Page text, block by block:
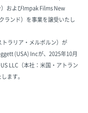
およびImpak Films New
ランド）を事業を譲受いたし
ラリア・メルボルン）が
(USA) Incが、2025年10月
LLC（本社：米国・アトラン
ます。